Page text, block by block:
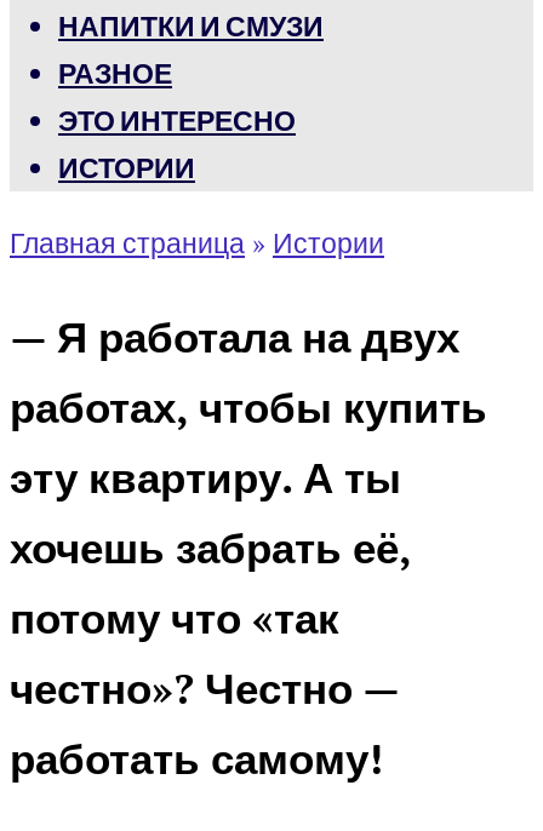
НАПИТКИ И СМУЗИ
РАЗНОЕ
ЭТО ИНТЕРЕСНО
ИСТОРИИ
Главная страница » Истории
— Я работала на двух
работах, чтобы купить
эту квартиру. А ты
хочешь забрать её,
потому что «так
честно»? Честно —
работать самому!